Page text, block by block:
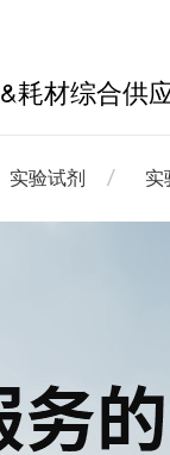
耗材综合供
实验试剂 实